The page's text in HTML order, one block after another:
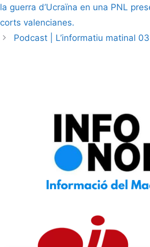
la guerra d’Ucraïna en una PNL
corts valencianes.
Podcast | L’informatiu matinal